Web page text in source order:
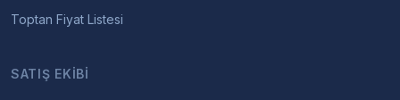
Toptan Fiyat Listesi
SATIŞ EKIBI